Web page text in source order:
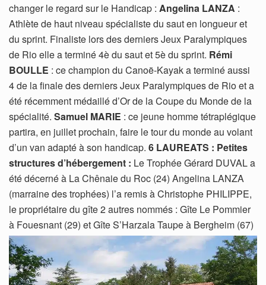
changer le regard sur le Handicap : Angelina LANZA :
Athlète de haut niveau spécialiste du saut en longueur et
du sprint. Finaliste lors des derniers Jeux Paralympiques
de Rio elle a terminé 4è du saut et 5è du sprint. Rémi
BOULLE : ce champion du Canoë-Kayak a terminé aussi
4 de la finale des derniers Jeux Paralympiques de Rio et a
été récemment médaillé d’Or de la Coupe du Monde de la
spécialité. Samuel MARIE : ce jeune homme tétraplégique
partira, en juillet prochain, faire le tour du monde au volant
d’un van adapté à son handicap. 6 LAUREATS : Petites
structures d’hébergement : Le Trophée Gérard DUVAL a
été décerné à La Chênaie du Roc (24) Angelina LANZA
(marraine des trophées) l’a remis à Christophe PHILIPPE,
le propriétaire du gîte 2 autres nommés : Gîte Le Pommier
à Fouesnant (29) et Gîte S’Harzala Taupe à Bergheim (67)